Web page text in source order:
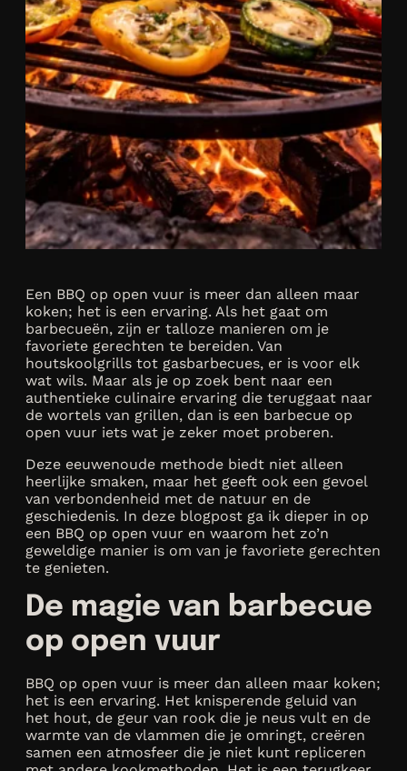
Een BBQ op open vuur is meer dan alleen maar
koken; het is een ervaring. Als het gaat om
barbecueën, zijn er talloze manieren om je
favoriete gerechten te bereiden. Van
houtskoolgrills tot gasbarbecues, er is voor elk
wat wils. Maar als je op zoek bent naar een
authentieke culinaire ervaring die teruggaat naar
de wortels van grillen, dan is een barbecue op
open vuur iets wat je zeker moet proberen.
Deze eeuwenoude methode biedt niet alleen
heerlijke smaken, maar het geeft ook een gevoel
van verbondenheid met de natuur en de
geschiedenis. In deze blogpost ga ik dieper in op
een BBQ op open vuur en waarom het zo’n
geweldige manier is om van je favoriete gerechten
te genieten.
De magie van barbecue
op open vuur
BBQ op open vuur is meer dan alleen maar koken;
het is een ervaring. Het knisperende geluid van
het hout, de geur van rook die je neus vult en de
warmte van de vlammen die je omringt, creëren
samen een atmosfeer die je niet kunt repliceren